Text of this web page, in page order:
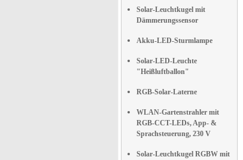
Solar-Leuchtkugel mit
Dämmerungssensor
Akku-LED-Sturmlampe
Solar-LED-Leuchte
"Heißluftballon"
RGB-Solar-Laterne
WLAN-Gartenstrahler mit
RGB-CCT-LEDs, App- &
Sprachsteuerung, 230 V
Solar-Leuchtkugel RGBW mit